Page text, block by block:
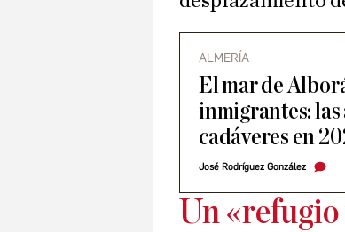
ALMERÍA
El mar de
inmigrantes:
cadáveres en
José Rodríguez González
Un